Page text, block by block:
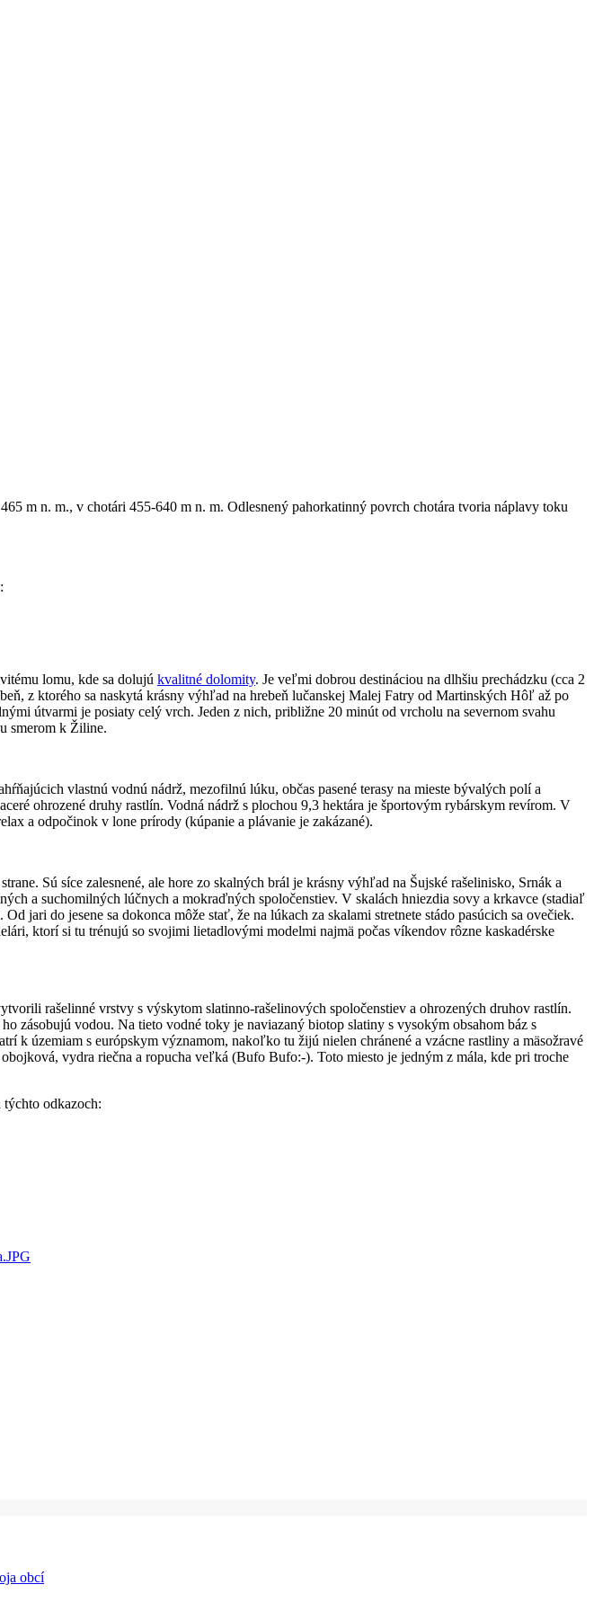
m n. m., v chotári 455-640 m n. m. Odlesnený pahorkatinný povrch chotára tvoria náplavy toku
lomu, kde sa dolujú kvalitné dolomity. Je veľmi dobrou destináciou na dlhšiu prechádzku (cca 2
z ktorého sa naskytá krásny výhľad na hrebeň lučanskej Malej Fatry od Martinských Hôľ až po
útvarmi je posiaty celý vrch. Jeden z nich, približne 20 minút od vrcholu na severnom svahu
smerom k Žiline.
vlastnú vodnú nádrž, mezofilnú lúku, občas pasené terasy na mieste bývalých polí a
ohrozené druhy rastlín. Vodná nádrž s plochou 9,3 hektára je športovým rybárskym revírom. V
a odpočinok v lone prírody (kúpanie a plávanie je zakázané).
Sú síce zalesnené, ale hore zo skalných brál je krásny výhľad na Šujské rašelinisko, Srnák a
a suchomilných lúčnych a mokraďných spoločenstiev. V skalách hniezdia sovy a krkavce (stadiaľ
jari do jesene sa dokonca môže stať, že na lúkach za skalami stretnete stádo pasúcich sa ovečiek.
ktorí si tu trénujú so svojimi lietadlovými modelmi najmä počas víkendov rôzne kaskadérske
rašelinné vrstvy s výskytom slatinno-rašelinových spoločenstiev a ohrozených druhov rastlín.
zásobujú vodou. Na tieto vodné toky je naviazaný biotop slatiny s vysokým obsahom báz s
k územiam s európskym významom, nakoľko tu žijú nielen chránené a vzácne rastliny a mäsožravé
vydra riečna a ropucha veľká (Bufo Bufo:-). Toto miesto je jedným z mála, kde pri troche
týchto odkazoch: